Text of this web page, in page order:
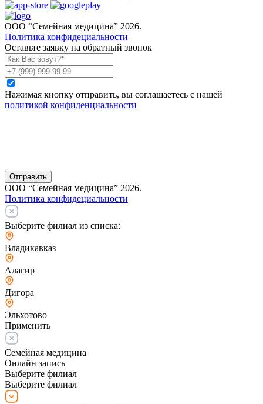
ООО “Семейная медицина” 2026.
Политика конфидециальности
Оставьте заявку на обратный звонок
Нажимая кнопку отправить, вы соглашаетесь с нашей
политикой конфиденциальности
Отправить
ООО “Семейная медицина” 2026.
Политика конфидециальности
Выберите филиал из списка:
Владикавказ
Алагир
Дигора
Эльхотово
Применить
Семейная медицина
Онлайн запись
Выберите филиал
Выберите филиал